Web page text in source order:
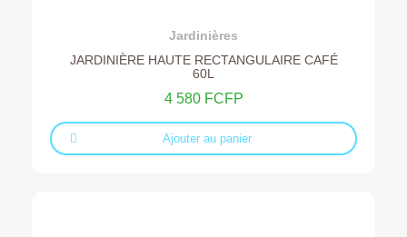
Ajouter au devis
Jardinières
JARDINIÈRE HAUTE RECTANGULAIRE CAFÉ
60L
4 580 FCFP
Ajouter au panier